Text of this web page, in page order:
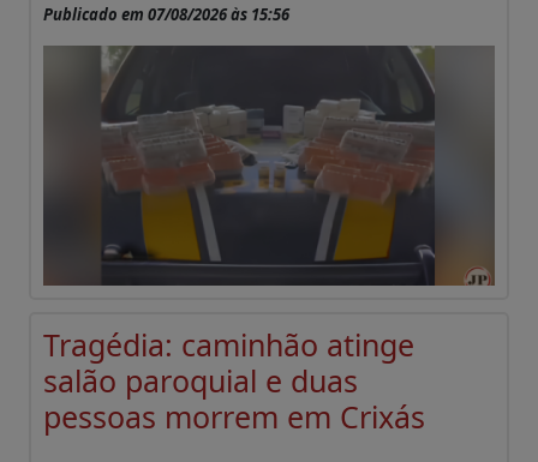
Publicado em 07/08/2026 às 15:56
Tragédia: caminhão atinge
salão paroquial e duas
pessoas morrem em Crixás